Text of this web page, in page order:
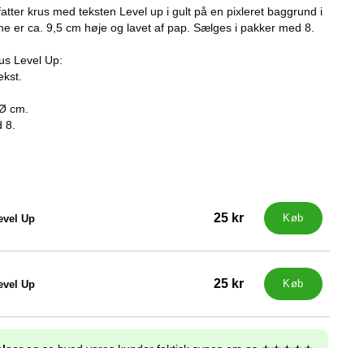
krus med teksten Level up i gult på en pixleret baggrund i
er ca. 9,5 cm høje og lavet af pap. Sælges i pakker med 8.
Level Up:
cm.
8.
Up 25 kr Køb
Up 25 kr Køb